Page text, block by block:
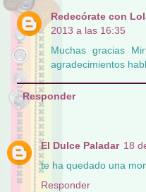
Redecórate con
2013 a las 16:35
Muchas gracias
agradecimientos
Responder
El Dulce Paladar 18
te ha quedado una
Responder